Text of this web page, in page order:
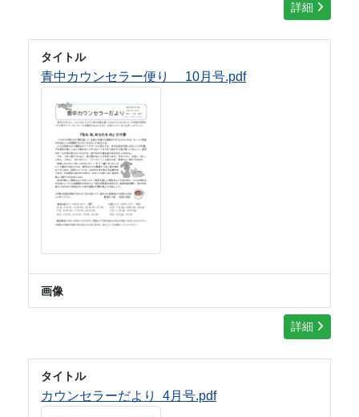
詳細
タイトル
青中カウンセラー便り 10月号.pdf
画像
詳細
タイトル
カウンセラーだより 4月号.pdf